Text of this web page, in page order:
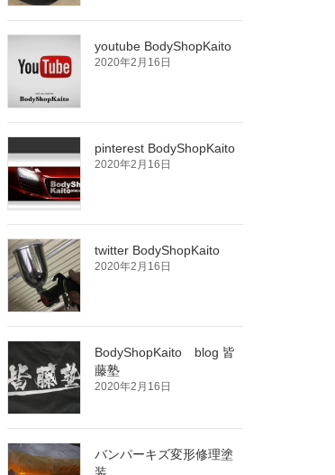
youtube BodyShopKaito
2020年2月16日
pinterest BodyShopKaito
2020年2月16日
twitter BodyShopKaito
2020年2月16日
BodyShopKaito blog 皆
藤塾
2020年2月16日
バンパーキズ変形修理塗